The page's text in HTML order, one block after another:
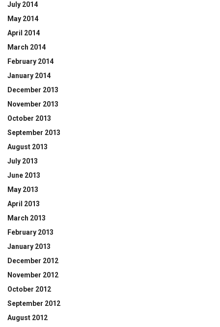
July 2014
May 2014
April 2014
March 2014
February 2014
January 2014
December 2013
November 2013
October 2013
September 2013
August 2013
July 2013
June 2013
May 2013
April 2013
March 2013
February 2013
January 2013
December 2012
November 2012
October 2012
September 2012
August 2012